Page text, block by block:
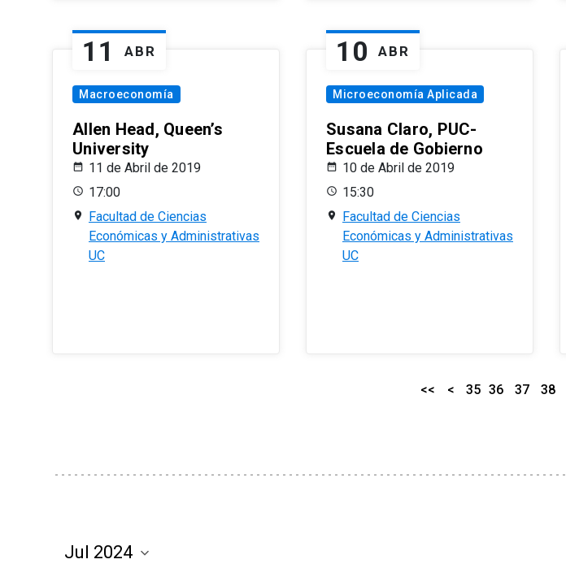
11 ABR
Macroeconomía
Allen Head, Queen’s
University
11 de Abril de 2019
17:00
Facultad de Ciencias
Económicas y Administrativas
UC
10 ABR
Microeconomía Aplicada
Susana Claro, PUC-
Escuela de Gobierno
10 de Abril de 2019
15:30
Facultad de Ciencias
Económicas y Administrativas
UC
<< < 35 36 37 38